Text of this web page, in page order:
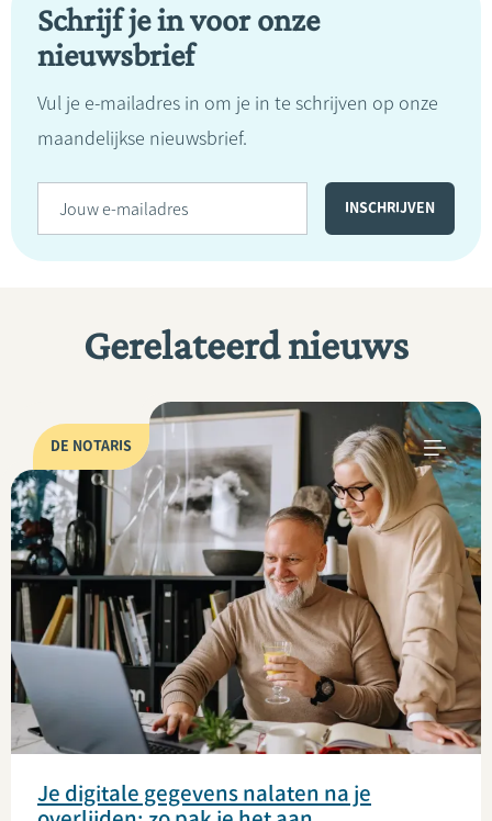
Schrijf je in voor onze
nieuwsbrief
Vul je e-mailadres in om je in te schrijven op onze
maandelijkse nieuwsbrief.
Gerelateerd nieuws
DE NOTARIS
Je digitale gegevens nalaten na je